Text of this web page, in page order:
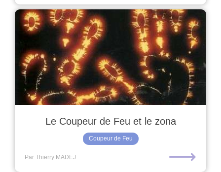
Le Coupeur de Feu et le zona
Coupeur de Feu
Par Thierry MADEJ ⟶